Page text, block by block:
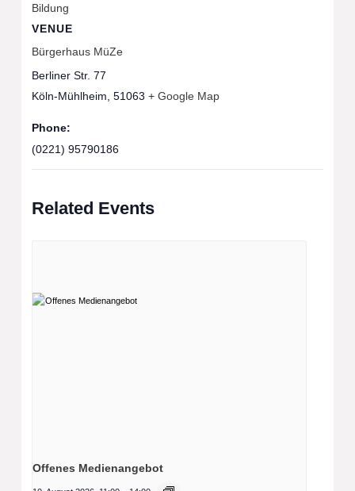
Bildung
VENUE
Bürgerhaus MüZe
Berliner Str. 77
Köln-Mühlheim, 51063 + Google Map
Phone:
(0221) 95790186
Related Events
Offenes Medienangebot